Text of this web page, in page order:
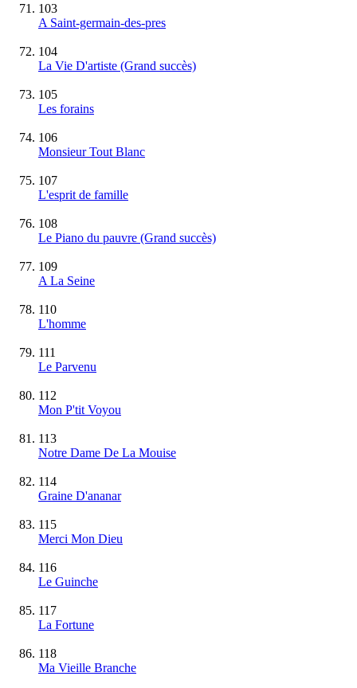
103
A Saint-germain-des-pres
104
La Vie D'artiste (Grand succès)
105
Les forains
106
Monsieur Tout Blanc
107
L'esprit de famille
108
Le Piano du pauvre (Grand succès)
109
A La Seine
110
L'homme
111
Le Parvenu
112
Mon P'tit Voyou
113
Notre Dame De La Mouise
114
Graine D'ananar
115
Merci Mon Dieu
116
Le Guinche
117
La Fortune
118
Ma Vieille Branche